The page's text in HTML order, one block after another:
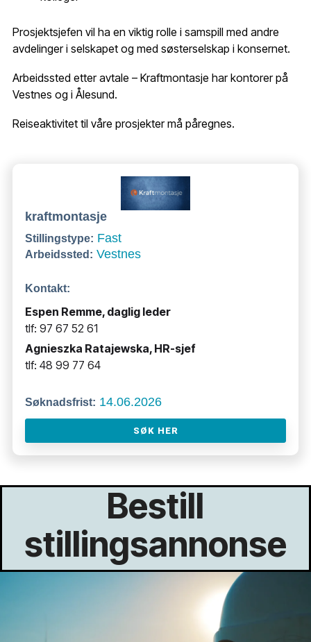
Prosjektsjefen vil ha en viktig rolle i samspill med andre
avdelinger i selskapet og med søsterselskap i konsernet.
Arbeidssted etter avtale – Kraftmontasje har kontorer på
Vestnes og i Ålesund.
Reiseaktivitet til våre prosjekter må påregnes.
kraftmontasje
Stillingstype: Fast
Arbeidssted: Vestnes
Kontakt:
Espen Remme, daglig leder
tlf: 97 67 52 61
Agnieszka Ratajewska, HR-sjef
tlf: 48 99 77 64
Søknadsfrist: 14.06.2026
SØK HER
Bestill
stillingsannonse